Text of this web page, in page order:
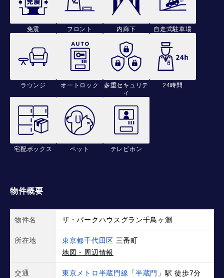
免震 フロント 内廊下 自走式駐車場
ラウンジ オートロック
多重セキュリテ
ィ
24時間
宅配ボックス ペット テレビホン
物件概要
物件名 ザ・パークハウスグラン千鳥ヶ淵
所在地 東京都千代田区 三番町
地図・周辺情報
交通 東京メトロ半蔵門線 「半蔵門 」駅 徒歩7分